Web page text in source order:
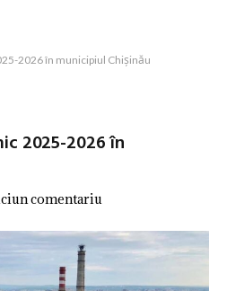
2026 în municipiul Chișinău
2025-2026 în
comentariu